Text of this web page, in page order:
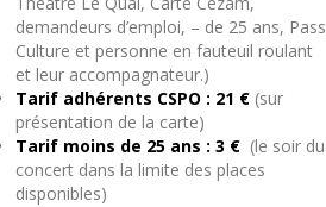
demandeurs d’emploi, – de 25 ans, Pass
Culture et personne en fauteuil roulant
et leur accompagnateur.)
Tarif adhérents CSPO : 21 €(sur
présentation de la carte)
Tarif moins de 25 ans : 3 €(le soir du
concert dans la limite des places
disponibles)